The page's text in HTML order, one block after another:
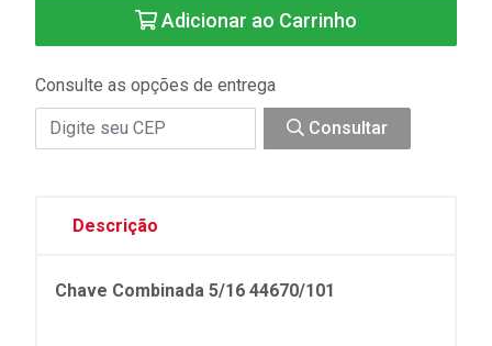
Adicionar ao Carrinho
Consulte as opções de entrega
Consultar
Descrição
Chave Combinada 5/16 44670/101